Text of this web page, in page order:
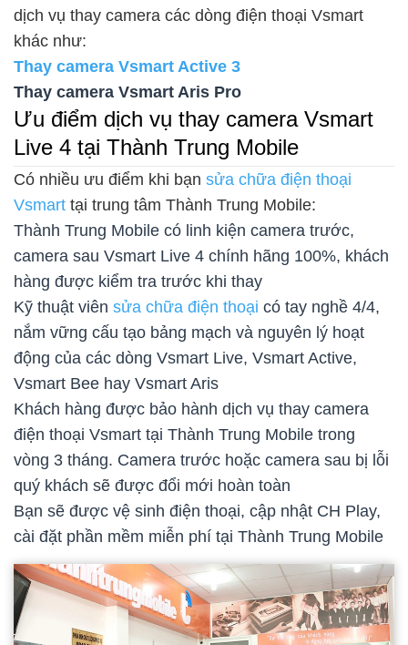
dịch vụ thay camera các dòng điện thoại Vsmart
khác như:
Thay camera Vsmart Active 3
Thay camera Vsmart Aris Pro
Ưu điểm dịch vụ thay camera Vsmart
Live 4 tại Thành Trung Mobile
Có nhiều ưu điểm khi bạn sửa chữa điện thoại
Vsmart tại trung tâm Thành Trung Mobile:
Thành Trung Mobile có linh kiện camera trước,
camera sau Vsmart Live 4 chính hãng 100%, khách
hàng được kiểm tra trước khi thay
Kỹ thuật viên sửa chữa điện thoại có tay nghề 4/4,
nắm vững cấu tạo bảng mạch và nguyên lý hoạt
động của các dòng Vsmart Live, Vsmart Active,
Vsmart Bee hay Vsmart Aris
Khách hàng được bảo hành dịch vụ thay camera
điện thoại Vsmart tại Thành Trung Mobile trong
vòng 3 tháng. Camera trước hoặc camera sau bị lỗi
quý khách sẽ được đổi mới hoàn toàn
Bạn sẽ được vệ sinh điện thoại, cập nhật CH Play,
cài đặt phần mềm miễn phí tại Thành Trung Mobile